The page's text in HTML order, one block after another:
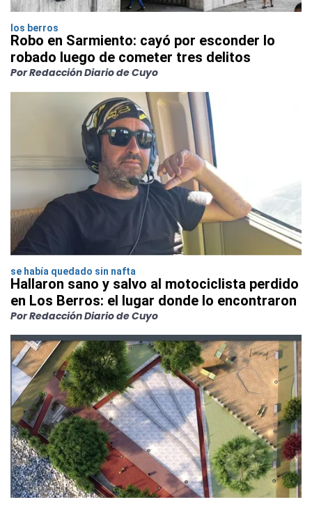
los berros
Robo en Sarmiento: cayó por esconder lo
robado luego de cometer tres delitos
Por Redacción Diario de Cuyo
se había quedado sin nafta
Hallaron sano y salvo al motociclista perdido
en Los Berros: el lugar donde lo encontraron
Por Redacción Diario de Cuyo